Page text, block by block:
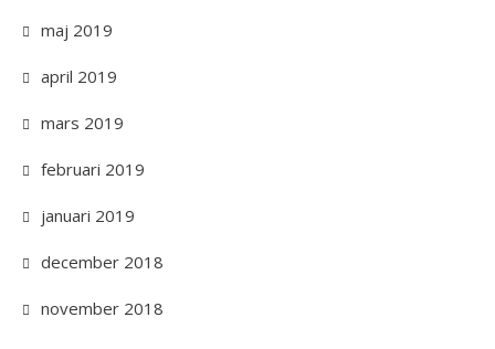
maj 2019
april 2019
mars 2019
februari 2019
januari 2019
december 2018
november 2018